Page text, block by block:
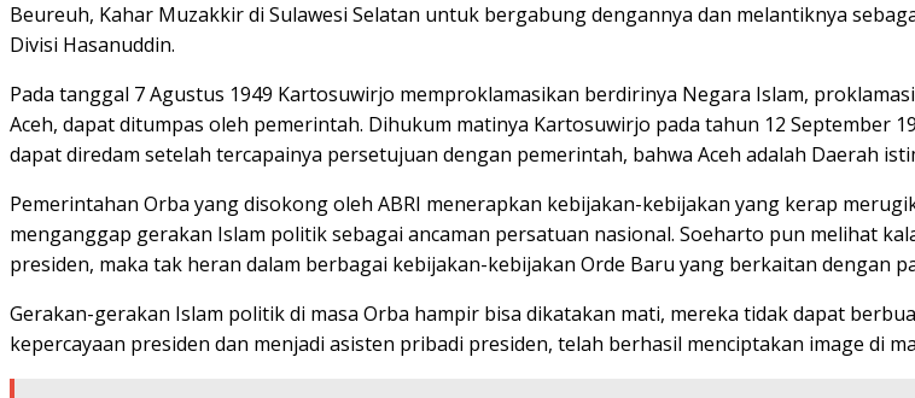
Beureuh, Kahar Muzakkir di Sulawesi Selatan untuk bergabung dengannya dan melantiknya
Divisi Hasanuddin.
Pada tanggal 7 Agustus 1949 Kartosuwirjo memproklamasikan berdirinya Negara Islam,
Aceh, dapat ditumpas oleh pemerintah. Dihukum matinya Kartosuwirjo pada tahun 12 September
dapat diredam setelah tercapainya persetujuan dengan pemerintah, bahwa Aceh adalah Daerah
Pemerintahan Orba yang disokong oleh ABRI menerapkan kebijakan-kebijakan yang kerap
menganggap gerakan Islam politik sebagai ancaman persatuan nasional. Soeharto pun melihat
presiden, maka tak heran dalam berbagai kebijakan-kebijakan Orde Baru yang berkaitan dengan
Gerakan-gerakan Islam politik di masa Orba hampir bisa dikatakan mati, mereka tidak dapat
kepercayaan presiden dan menjadi asisten pribadi presiden, telah berhasil menciptakan image di